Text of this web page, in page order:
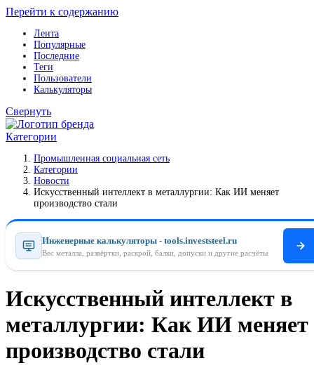
Перейти к содержанию
Лента
Популярные
Последние
Теги
Пользователи
Калькуляторы
Свернуть
Категории
Промышленная социальная сеть
Категории
Новости
Искусственный интеллект в металлургии: Как ИИ меняет
производство стали
Инженерные калькуляторы - tools.investsteel.ru
Вес металла, развёртки, раскрой, балки, допуски и другие расчёты
Искусственный интеллект в
металлургии: Как ИИ меняет
производство стали